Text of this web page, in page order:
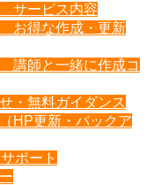
サービス内容
お得な作成・更新
講師と一緒に作成コ
・無料ガイダンス
HP更新・バックア
ポート